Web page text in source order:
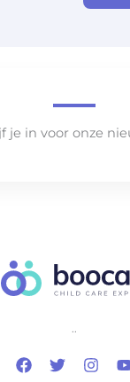
je in voor onze
..